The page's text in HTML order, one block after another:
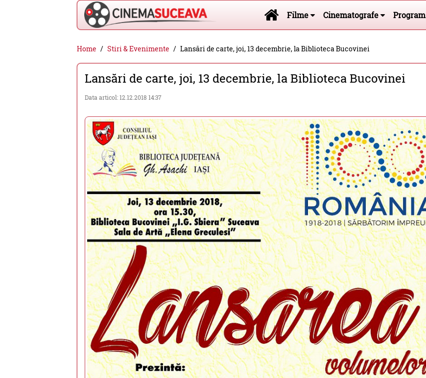
Cinema
Suceava
-
filme
stiri
si
evenimente
din
Suceava
Filme Cinematografe Program
Home Stiri & Evenimente Lansări de carte, joi, 13 decembrie, la Biblioteca Bucovinei
Lansări de carte, joi, 13 decembrie, la Biblioteca Bucovinei
Data articol: 12.12.2018 14:37